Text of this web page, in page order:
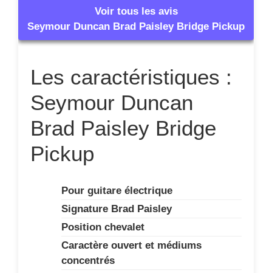
Voir tous les avis
Seymour Duncan Brad Paisley Bridge Pickup
Les caractéristiques :
Seymour Duncan
Brad Paisley Bridge
Pickup
Pour guitare électrique
Signature Brad Paisley
Position chevalet
Caractère ouvert et médiums
concentrés